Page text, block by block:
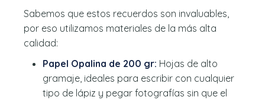
Sabemos que estos recuerdos son invaluables,
por eso utilizamos materiales de la más alta
calidad:
Papel Opalina de 200 gr: Hojas de alto
gramaje, ideales para escribir con cualquier
tipo de lápiz y pegar fotografías sin que el